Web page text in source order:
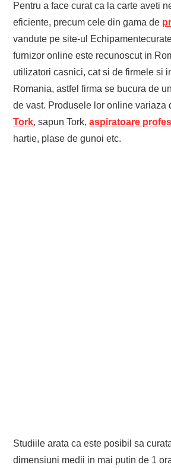
Pentru a face curat ca la carte aveti
eficiente, precum cele din gama de
vandute pe site-ul
furnizor online este recunoscut in
utilizatori casnici, cat si de firmele si
Romania, astfel firma se bucura de
de vast. Produsele lor online variaza
Tork, sapun Tork, aspiratoare
hartie, plase de gunoi etc.
Studiile arata ca este posibil sa
dimensiuni medii in mai putin de 1